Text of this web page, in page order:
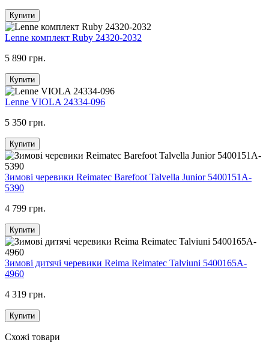
Купити
Lenne комплект Ruby 24320-2032
5 890 грн.
Купити
Lenne VIOLA 24334-096
5 350 грн.
Купити
Зимові черевики Reimatec Barefoot Talvella Junior 5400151A-
5390
4 799 грн.
Купити
Зимові дитячі черевики Reima Reimatec Talviuni 5400165A-
4960
4 319 грн.
Купити
Схожі товари